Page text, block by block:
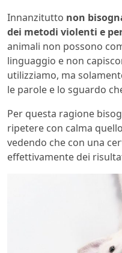
Innanzitutto non
dei metodi violenti e
animali non possono
linguaggio e non
utilizziamo, ma
le parole e lo sguardo
Per questa ragione
ripetere con calma
vedendo che con una
effettivamente dei